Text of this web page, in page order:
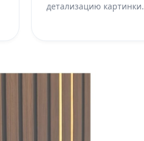
детализацию картинки.